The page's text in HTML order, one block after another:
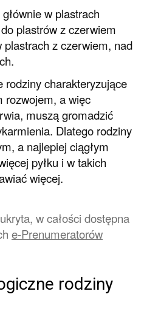
w plastrach
plastrów z czerwiem
z czerwiem, nad
rodziny charakteryzujące
rozwojem, a więc
muszą gromadzić
Dlatego rodziny
a najlepiej ciągłym
pyłku i w takich
więcej.
w całości dostępna
e-Prenumeratorów
rodziny